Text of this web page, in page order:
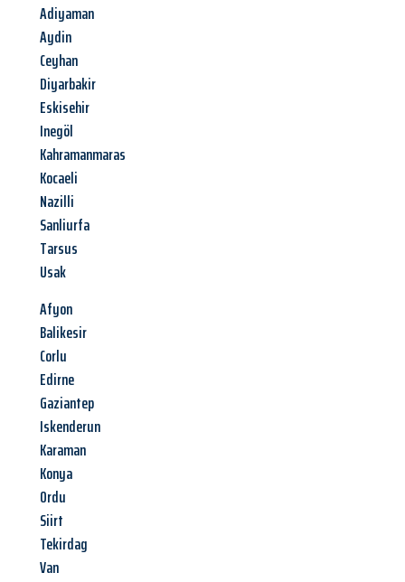
Adiyaman
Aydin
Ceyhan
Diyarbakir
Eskisehir
Inegöl
Kahramanmaras
Kocaeli
Nazilli
Sanliurfa
Tarsus
Usak
Afyon
Balikesir
Corlu
Edirne
Gaziantep
Iskenderun
Karaman
Konya
Ordu
Siirt
Tekirdag
Van